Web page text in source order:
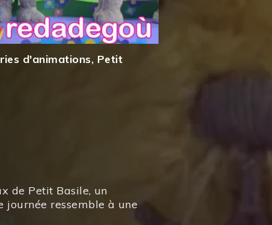
d'animations, Petit
de Petit Basile, un
jour­née ressemble à une